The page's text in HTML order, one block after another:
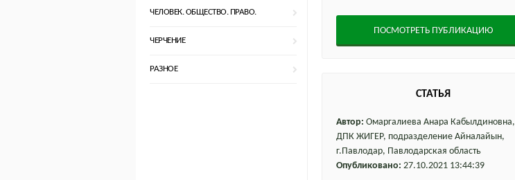
ЧЕЛОВЕК. ОБЩЕСТВО. ПРАВО.
ЧЕРЧЕНИЕ
РАЗНОЕ
ПОСМОТРЕТЬ ПУБЛИКАЦИЮ
СТАТЬЯ
Автор: Омаргалиева Анара Кабылдиновна,
ДПК ЖИГЕР, подразделение Айналайын,
г.Павлодар, Павлодарская область
Опубликовано: 27.10.2021 13:44:39